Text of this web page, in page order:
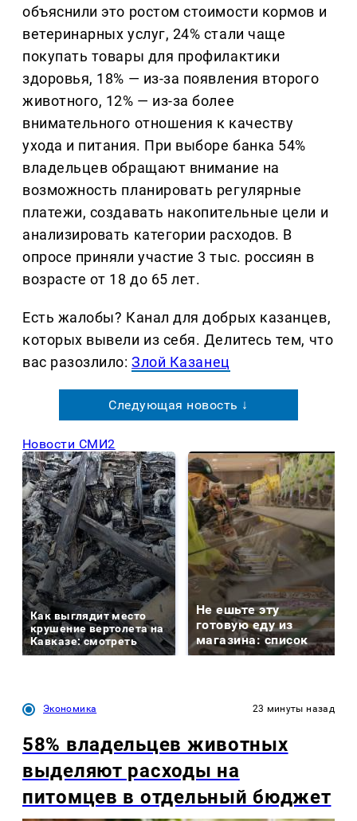
объяснили это ростом стоимости кормов и
ветеринарных услуг, 24% стали чаще
покупать товары для профилактики
здоровья, 18% — из-за появления второго
животного, 12% — из-за более
внимательного отношения к качеству
ухода и питания. При выборе банка 54%
владельцев обращают внимание на
возможность планировать регулярные
платежи, создавать накопительные цели и
анализировать категории расходов. В
опросе приняли участие 3 тыс. россиян в
возрасте от 18 до 65 лет.
Есть жалобы? Канал для добрых казанцев,
которых вывели из себя. Делитеcь тем, что
вас разозлило:Злой Казанец
Следующая новость ↓
Новости СМИ2
Как выглядит место
крушение вертолета на
Кавказе: смотреть
Не ешьте эту
готовую еду из
магазина: список
Экономика 23 минуты назад
58% владельцев животных
выделяют расходы на
питомцев в отдельный бюджет